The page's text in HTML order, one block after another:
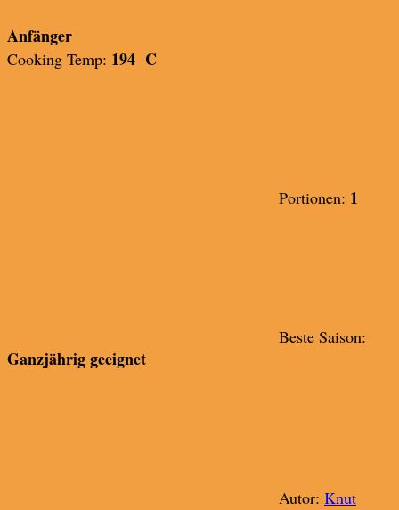
Anfänger
Cooking Temp: 194 C
Portionen: 1
Beste Saison:
Ganzjährig geeignet
Autor: Knut